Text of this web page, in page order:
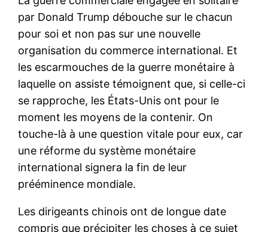
par Donald Trump débouche sur le chacun
pour soi et non pas sur une nouvelle
organisation du commerce international. Et
les escarmouches de la guerre monétaire à
laquelle on assiste témoignent que, si celle-ci
se rapproche, les États-Unis ont pour le
moment les moyens de la contenir. On
touche-là à une question vitale pour eux, car
une réforme du système monétaire
international signera la fin de leur
prééminence mondiale.
Les dirigeants chinois ont de longue date
compris que précipiter les choses à ce sujet